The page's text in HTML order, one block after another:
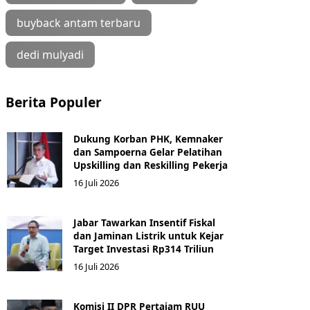
buyback antam terbaru
dedi mulyadi
Berita Populer
Dukung Korban PHK, Kemnaker
dan Sampoerna Gelar Pelatihan
Upskilling dan Reskilling Pekerja
16 Juli 2026
Jabar Tawarkan Insentif Fiskal
dan Jaminan Listrik untuk Kejar
Target Investasi Rp314 Triliun
16 Juli 2026
Komisi II DPR Pertajam RUU